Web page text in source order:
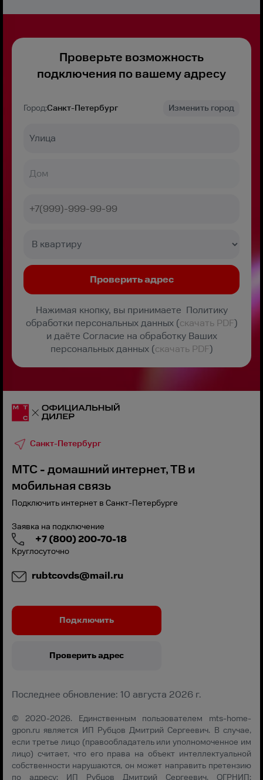
Проверьте возможность
подключения по вашему адресу
Город:Санкт-Петербург Изменить город
Нажимая кнопку, вы принимаете Политику
обработки персональных данных (скачать PDF)
и даёте Согласие на обработку Ваших
персональных данных (скачать PDF)
Санкт-Петербург
МТС - домашний интернет, ТВ и
мобильная связь
Подключить интернет в Санкт-Петербурге
Заявка на подключение
+7 (800) 200-70-18
Круглосуточно
rubtcovds@mail.ru
Подключить
Проверить адрес
Последнее обновление: 10 августа 2026 г.
© 2020-2026. Единственным пользователем mts-home-
gpon.ru является ИП Рубцов Дмитрий Сергеевич. В случае,
если третье лицо (правообладатель или уполномоченное им
лицо) считает, что его права на объект интеллектуальной
собственности нарушаются, он может направить претензию
по адресу: ИП Рубцов Дмитрий Сергеевич, ОГРНИП: